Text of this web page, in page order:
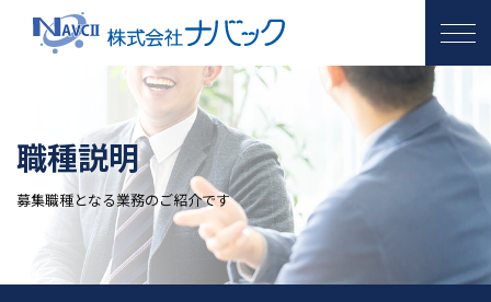
ナバックを知る
職種説明
社員紹介
募集要項
営業
カスタマーサポート
インフラビジネス
職種説明
募集職種となる業務のご紹介です